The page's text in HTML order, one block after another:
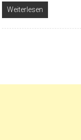
Weiterlesen